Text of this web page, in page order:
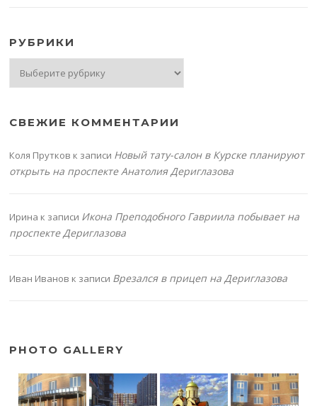
РУБРИКИ
СВЕЖИЕ КОММЕНТАРИИ
Коля Прутков к записи Новый тату-салон в Курске планируют
открыть на проспекте Анатолия Дериглазова
Ирина к записи Икона Преподобного Гавриила побывает на
проспекте Дериглазова
Иван Иванов к записи Врезался в прицеп на Дериглазова
PHOTO GALLERY